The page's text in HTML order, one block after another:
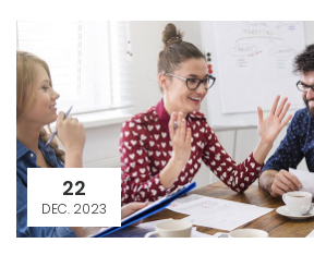
22
DEC. 2023